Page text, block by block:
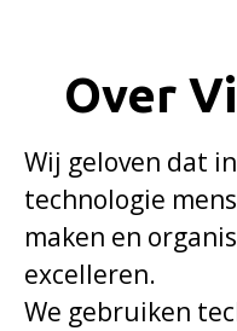
Over
Wij geloven dat
technologie
maken en
excelleren.
We gebruiken